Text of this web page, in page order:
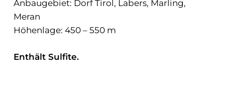
Anbaugebiet: Dorf Tirol, Labers, Marling,
Meran
Höhenlage: 450 – 550 m
Enthält Sulfite.